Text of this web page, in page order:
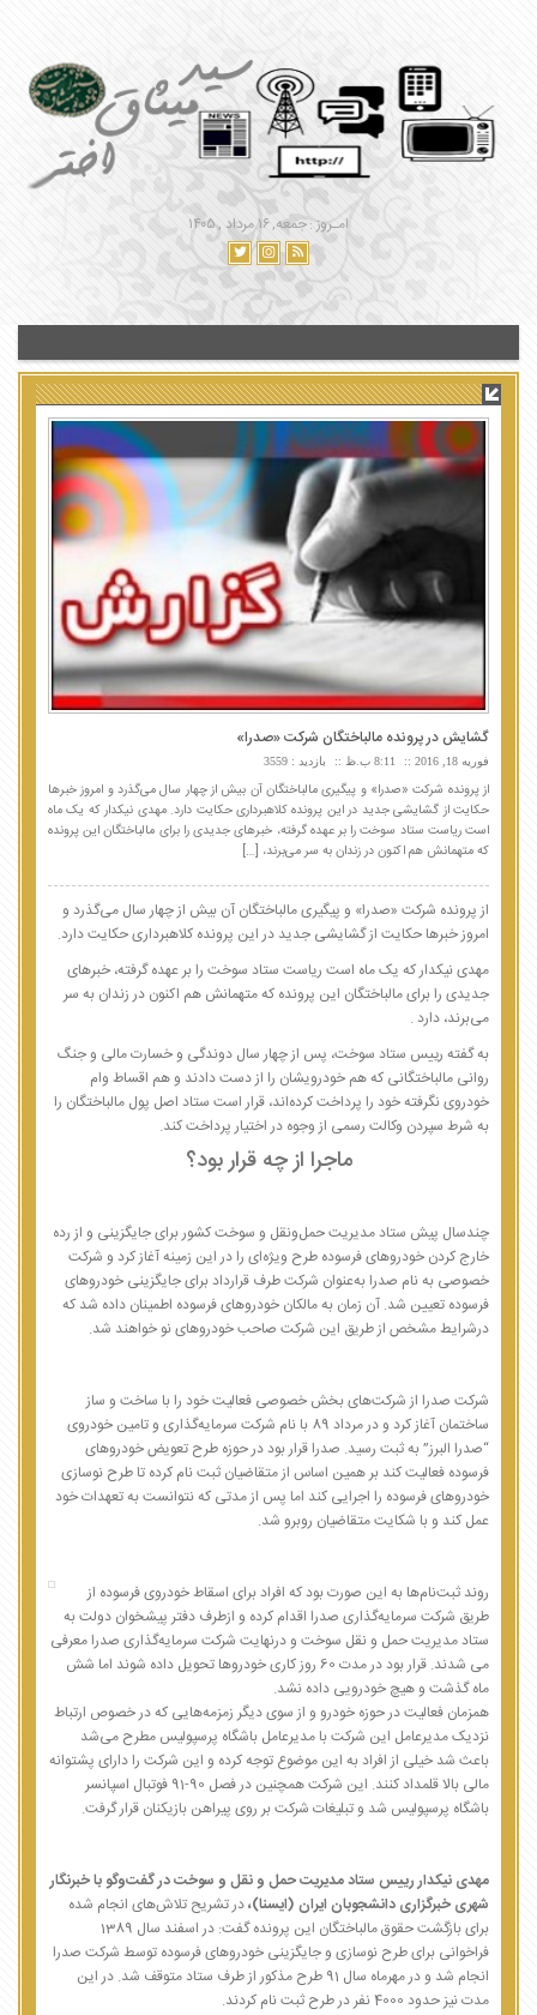
امـروز : جمعه, ۱۶ مرداد , ۱۴۰۵
گشایش در پرونده مالباختگان شرکت «صدرا»
فوریه 18, 2016 8:11 ب.ظ بازدید : 3559
از پرونده شرکت «صدرا» و پیگیری مالباختگان آن بیش از چهار سال می‌گذرد و امروز خبرها
حکایت از گشایشی جدید در این پرونده کلاهبرداری حکایت دارد. مهدی نیکدار که یک ماه
است ریاست ستاد سوخت را بر عهده گرفته، خبرهای جدیدی را برای مالباختگان این پرونده
که متهمانش هم اکنون در زندان به سر می‌برند، […]
از پرونده شرکت «صدرا» و پیگیری مالباختگان آن بیش از چهار سال می‌گذرد و
امروز خبرها حکایت از گشایشی جدید در این پرونده کلاهبرداری حکایت دارد.
مهدی نیکدار که یک ماه است ریاست ستاد سوخت را بر عهده گرفته، خبرهای
جدیدی را برای مالباختگان این پرونده که متهمانش هم اکنون در زندان به سر
می‌برند، دارد .
به گفته رییس ستاد سوخت، پس از چهار سال دوندگی و خسارت مالی و جنگ
روانی مالباختگانی که هم خودرویشان را از دست دادند و هم اقساط وام
خودروی نگرفته خود را پرداخت کرده‌اند، قرار است ستاد اصل پول مالباختگان را
به شرط سپردن وکالت رسمی از وجوه در اختیار پرداخت کند.
ماجرا از چه قرار بود؟
چند‌سال پیش ستاد مدیریت حمل‌ونقل و سوخت کشور برای جایگزینی و از رده
خارج کردن خودروهای فرسوده طرح ویژه‌ای را در این زمینه آغاز کرد و شرکت
خصوصی به نام صدرا به‌عنوان شرکت طرف قرارداد برای جایگزینی خودروهای
فرسوده تعیین شد. آن زمان به مالکان خودروهای فرسوده اطمینان داده شد که
درشرایط مشخص از طریق این شرکت صاحب خودروهای نو خواهند شد.
شرکت صدرا از شرکت‌های بخش خصوصی فعالیت خود را با ساخت و ساز
ساختمان آغاز کرد و در مرداد 89 با نام شرکت سرمایه‌گذاری و تامین خودروی
“صدرا البرز” به ثبت رسید. صدرا قرار بود در حوزه طرح تعویض خودروهای
فرسوده فعالیت کند بر همین اساس از متقاضیان ثبت نام کرده تا طرح نوسازی
خودروهای فرسوده را اجرایی کند اما پس از مدتی که نتوانست به تعهدات خود
عمل کند و با شکایت متقاضیان روبرو شد.
روند ثبت‌نام‌ها به این صورت بود که افراد برای اسقاط خودروی فرسوده از
طریق شرکت سرمایه‌گذاری صدرا اقدام کرده و ازطرف دفتر پیشخوان دولت به
ستاد مدیریت حمل و نقل سوخت و درنهایت شرکت سرمایه‌گذاری صدرا معرفی
می شدند. قرار بود در مدت 60 روز کاری خودروها تحویل داده شوند اما شش
ماه گذشت و هیچ خودرویی داده نشد.
همزمان فعالیت در حوزه خودرو و از سوی دیگر زمزمه‌هایی که در خصوص ارتباط
نزدیک مدیرعامل این شرکت با مدیرعامل باشگاه پرسپولیس مطرح می‌شد
باعث شد خیلی از افراد به این موضوع توجه کرده و این شرکت را دارای پشتوانه
مالی بالا قلمداد کنند. این شرکت همچنین در فصل 90-91 فوتبال اسپانسر
باشگاه پرسپولیس شد و تبلیغات شرکت بر روی پیراهن بازیکنان قرار گرفت.
مهدی نیکدار رییس ستاد مدیریت حمل و نقل و سوخت در گفت‌وگو با خبرنگار
شهری خبرگزاری دانشجوبان ایران (ایسنا)،در تشریح تلاش‌های انجام شده
برای بازگشت حقوق مالباختگان این پرونده گفت: در اسفند سال 1389
فراخوانی برای طرح نوسازی و جایگزینی خودروهای فرسوده توسط شرکت صدرا
انجام شد و در مهرماه سال 91 طرح مذکور از طرف ستاد متوقف شد. در این
مدت نیز حدود 4000 نفر در طرح ثبت نام کردند.